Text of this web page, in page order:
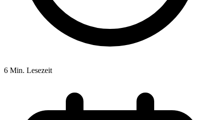
6 Min. Lesezeit